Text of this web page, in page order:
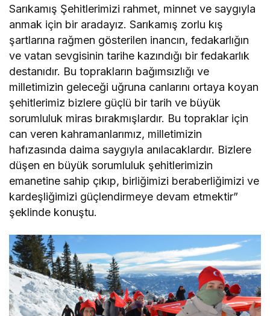
Sarıkamış Şehitlerimizi rahmet, minnet ve saygıyla
anmak için bir aradayız. Sarıkamış zorlu kış
şartlarına rağmen gösterilen inancın, fedakarlığın
ve vatan sevgisinin tarihe kazındığı bir fedakarlık
destanıdır. Bu toprakların bağımsızlığı ve
milletimizin geleceği uğruna canlarını ortaya koyan
şehitlerimiz bizlere güçlü bir tarih ve büyük
sorumluluk miras bırakmışlardır. Bu topraklar için
can veren kahramanlarımız, milletimizin
hafızasında daima saygıyla anılacaklardır. Bizlere
düşen en büyük sorumluluk şehitlerimizin
emanetine sahip çıkıp, birliğimizi beraberliğimizi ve
kardeşliğimizi güçlendirmeye devam etmektir”
şeklinde konuştu.